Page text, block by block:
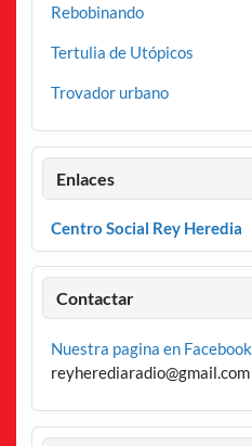
Rebobinando
Tertulia de Utópicos
Trovador urbano
Enlaces
Centro Social Rey Heredia
Contactar
Nuestra pagina en Facebook
reyherediaradio@gmail.com